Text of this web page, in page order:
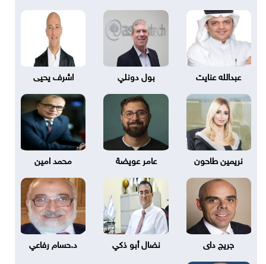
عبدالله عنايت بول دونلي اشرف يحيى
نريمين طاحون عامر عويضة محمد امين
جريج داى نضال أبو ذكي د.حسام رفاعي